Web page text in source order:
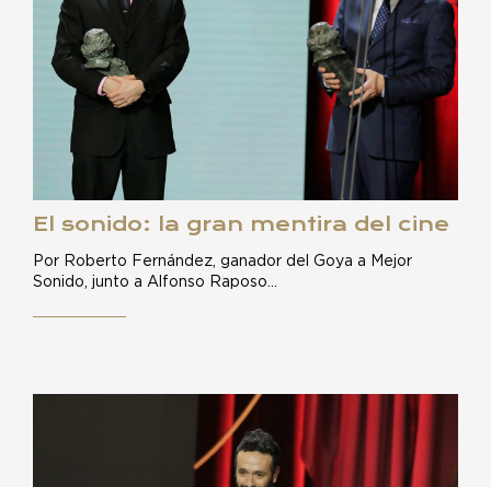
El sonido: la gran mentira del cine
Por Roberto Fernández, ganador del Goya a Mejor
Sonido, junto a Alfonso Raposo…